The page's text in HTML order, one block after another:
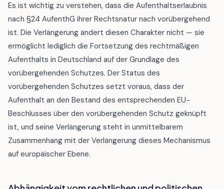
Es ist wichtig zu verstehen, dass die Aufenthaltserlaubnis
nach §24 AufenthG ihrer Rechtsnatur nach vorübergehend
ist. Die Verlängerung ändert diesen Charakter nicht — sie
ermöglicht lediglich die Fortsetzung des rechtmäßigen
Aufenthalts in Deutschland auf der Grundlage des
vorübergehenden Schutzes. Der Status des
vorübergehenden Schutzes setzt voraus, dass der
Aufenthalt an den Bestand des entsprechenden EU-
Beschlusses über den vorübergehenden Schutz geknüpft
ist, und seine Verlängerung steht in unmittelbarem
Zusammenhang mit der Verlängerung dieses Mechanismus
auf europäischer Ebene.